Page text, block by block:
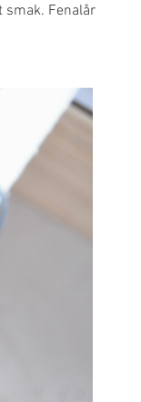
smak. Fenalår